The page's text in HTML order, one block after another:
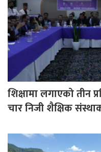
शिक्षामा लगाएको तीन
चार निजी शैक्षिक